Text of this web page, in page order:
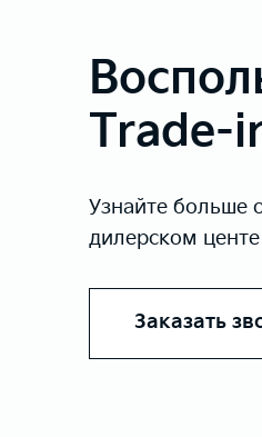
Trade-
Узнайте больше
дилерском центе
Заказать